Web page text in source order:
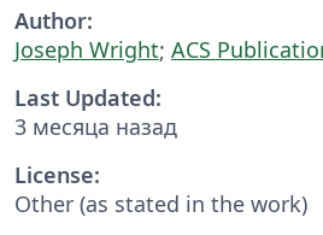
Author:
Joseph Wright; ACS
Last Updated:
3 месяца назад
License:
Other (as stated in the work)